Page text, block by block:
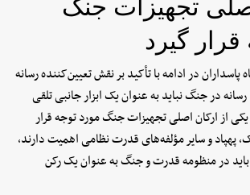
گیرد
در ادامه با تأکید بر نقش تعیین‌کننده رسانه
در جنگ نباید به عنوان یک ابزار جانبی تلقی
یکی از ارکان اصلی تجهیزات جنگ مورد توجه قرار
پهپاد و سایر مؤلفه‌های قدرت نظامی اهمیت دارند،
باید در منظومه قدرت و جنگ به عنوان یک رکن